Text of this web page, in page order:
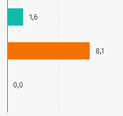
1,6
8,1
0,0